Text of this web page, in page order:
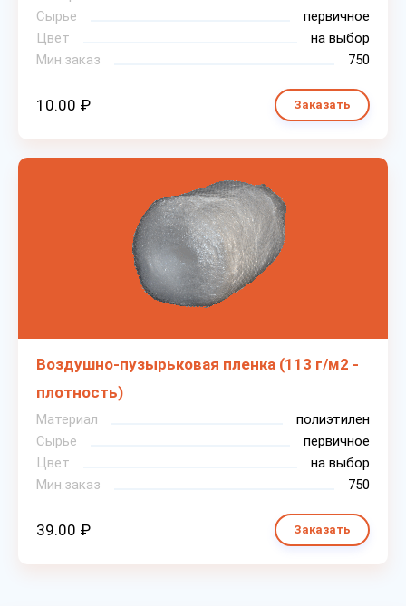
Сырье
первичное
Цвет
на выбор
Мин.заказ
750
10.00 ₽ Заказать
Воздушно-пузырьковая пленка (113 г/м2 -
плотность)
Материал
полиэтилен
Сырье
первичное
Цвет
на выбор
Мин.заказ
750
39.00 ₽ Заказать